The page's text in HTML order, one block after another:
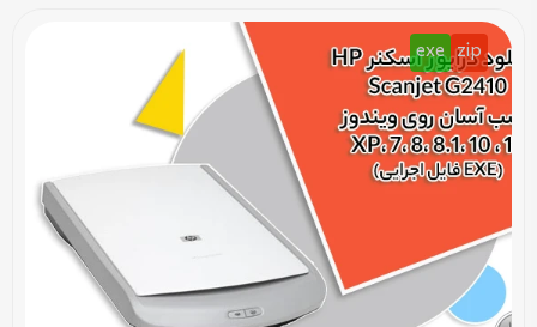
zip
exe